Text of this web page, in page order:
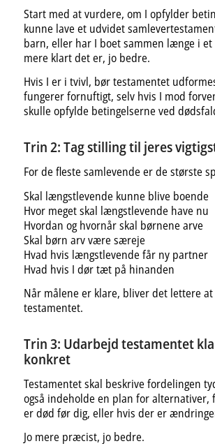
Start med at vurdere, om I opfylder
kunne lave et udvidet
barn, eller har I boet sammen længe i et
mere klart det er, jo bedre.
Hvis I er i tvivl, bør testamentet
fungerer fornuftigt, selv hvis I mod
skulle opfylde betingelserne ved
Trin 2: Tag stilling til jeres
For de fleste samlevende er de største
Skal længstlevende kunne blive boende
Hvor meget skal længstlevende have nu
Hvordan og hvornår skal børnene arve
Skal børn arv være særeje
Hvad hvis længstlevende får ny partner
Hvad hvis I dør tæt på hinanden
Når målene er klare, bliver det lettere
testamentet.
Trin 3: Udarbejd testamentet
konkret
Testamentet skal beskrive fordelingen
også indeholde en plan for alternativer,
er død før dig, eller hvis der er
Jo mere præcist, jo bedre.